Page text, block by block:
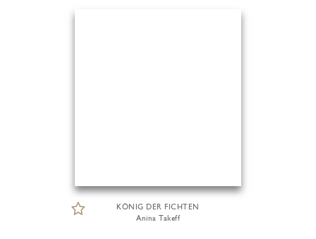
KÖNIG DER FICHTEN
Anina Takeff